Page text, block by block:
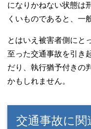
になりかねない状態は
くいものであると、一
とはいえ被害者側にと
至った交通事故を引き
だり、執行猶予付きの
かもしれません。
交通事故に